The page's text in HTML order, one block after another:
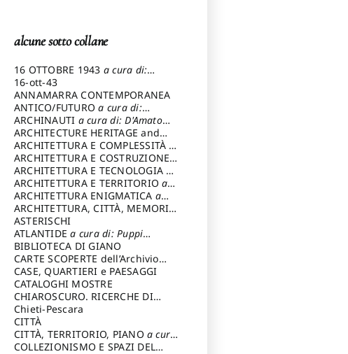
alcune sotto collane
16 OTTOBRE 1943 a cura di:
Pezzetti Marcello
16-ott-43
ANNAMARRA CONTEMPORANEA
ANTICO/FUTUROa cura di:
Varagnoli Claudio
ARCHINAUTI a cura di: D'Amato
Claudio
ARCHITECTURE HERITAGE and
DESIGN
ARCHITETTURA E COMPLESSITÀ a
cura di: Piva Antonio
ARCHITETTURA E COSTRUZIONEa
cura di: Poretti Sergio
ARCHITETTURA E TECNOLOGIA a
cura di: Carrara Gianfranco
ARCHITETTURA E TERRITORIOa
cura di: Pietrogrande Enrico
ARCHITETTURA ENIGMATICA a
cura di: Lenci Ruggero
ARCHITETTURA, CITTÀ, MEMORIA
a cura di: Valeriani Enrico
ASTERISCHI
ATLANTIDEa cura di: Puppi
Lionello
BIBLIOTECA DI GIANO
CARTE SCOPERTE dell’Archivio
Storico Capitolino
CASE, QUARTIERI e PAESAGGI
CATALOGHI MOSTRE
CHIAROSCURO. RICERCHE DI
STORIA E STORIA DELL'ARTE
cura di: Di Carpegna Falconieri
Tommaso
Chieti-Pescara
CITTÀ
CITTÀ, TERRITORIO, PIANO a cura
di: Imbesi Giuseppe
COLLEZIONISMO E SPAZI DEL